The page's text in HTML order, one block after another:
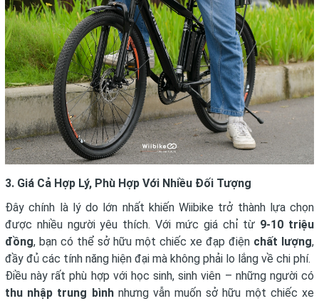
3. Giá Cả Hợp Lý, Phù Hợp Với Nhiều Đối Tượng
Đây chính là lý do lớn nhất khiến Wiibike trở thành lựa chọn
được nhiều người yêu thích. Với mức giá chỉ từ 9-10 triệu
đồng, bạn có thể sở hữu một chiếc xe đạp điện chất lượng,
đầy đủ các tính năng hiện đại mà không phải lo lắng về chi phí.
Điều này rất phù hợp với học sinh, sinh viên – những người có
thu nhập trung bìnhnhưng vẫn muốn sở hữu một chiếc xe